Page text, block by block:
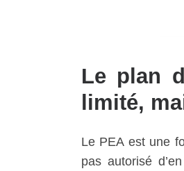
Le plan
limité,
Le PEA est une
pas autorisé